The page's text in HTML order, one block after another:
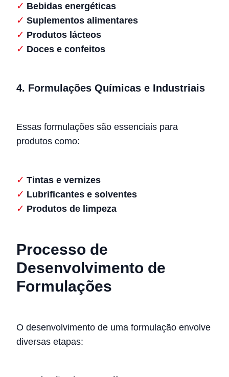
Bebidas energéticas
Suplementos alimentares
Produtos lácteos
Doces e confeitos
4. Formulações Químicas e Industriais
Essas formulações são essenciais para
produtos como:
Tintas e vernizes
Lubrificantes e solventes
Produtos de limpeza
Processo de
Desenvolvimento de
Formulações
O desenvolvimento de uma formulação envolve
diversas etapas: